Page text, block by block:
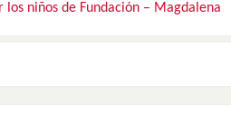
los niños de Fundación – Magdalena